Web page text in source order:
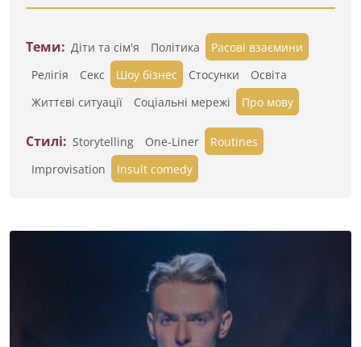
Теми: Діти та сім'я Політика
Расові взаємини
Релігія
Секс Шоу бізнес Стосунки
Освіта
Життєві ситуації
Cоціальні мережі Про мову
Стилі: Storytelling One-Liner
Routines
Improvisation
Insult comedy